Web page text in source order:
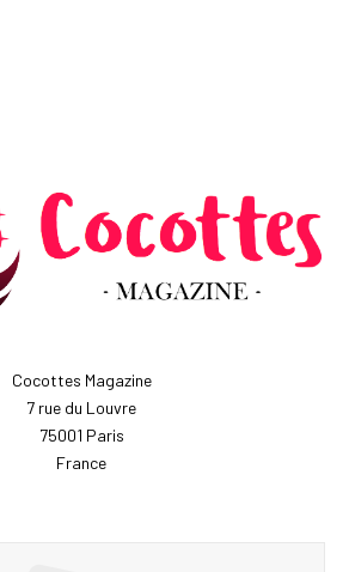
Cocottes Magazine
7 rue du Louvre
75001 Paris
France